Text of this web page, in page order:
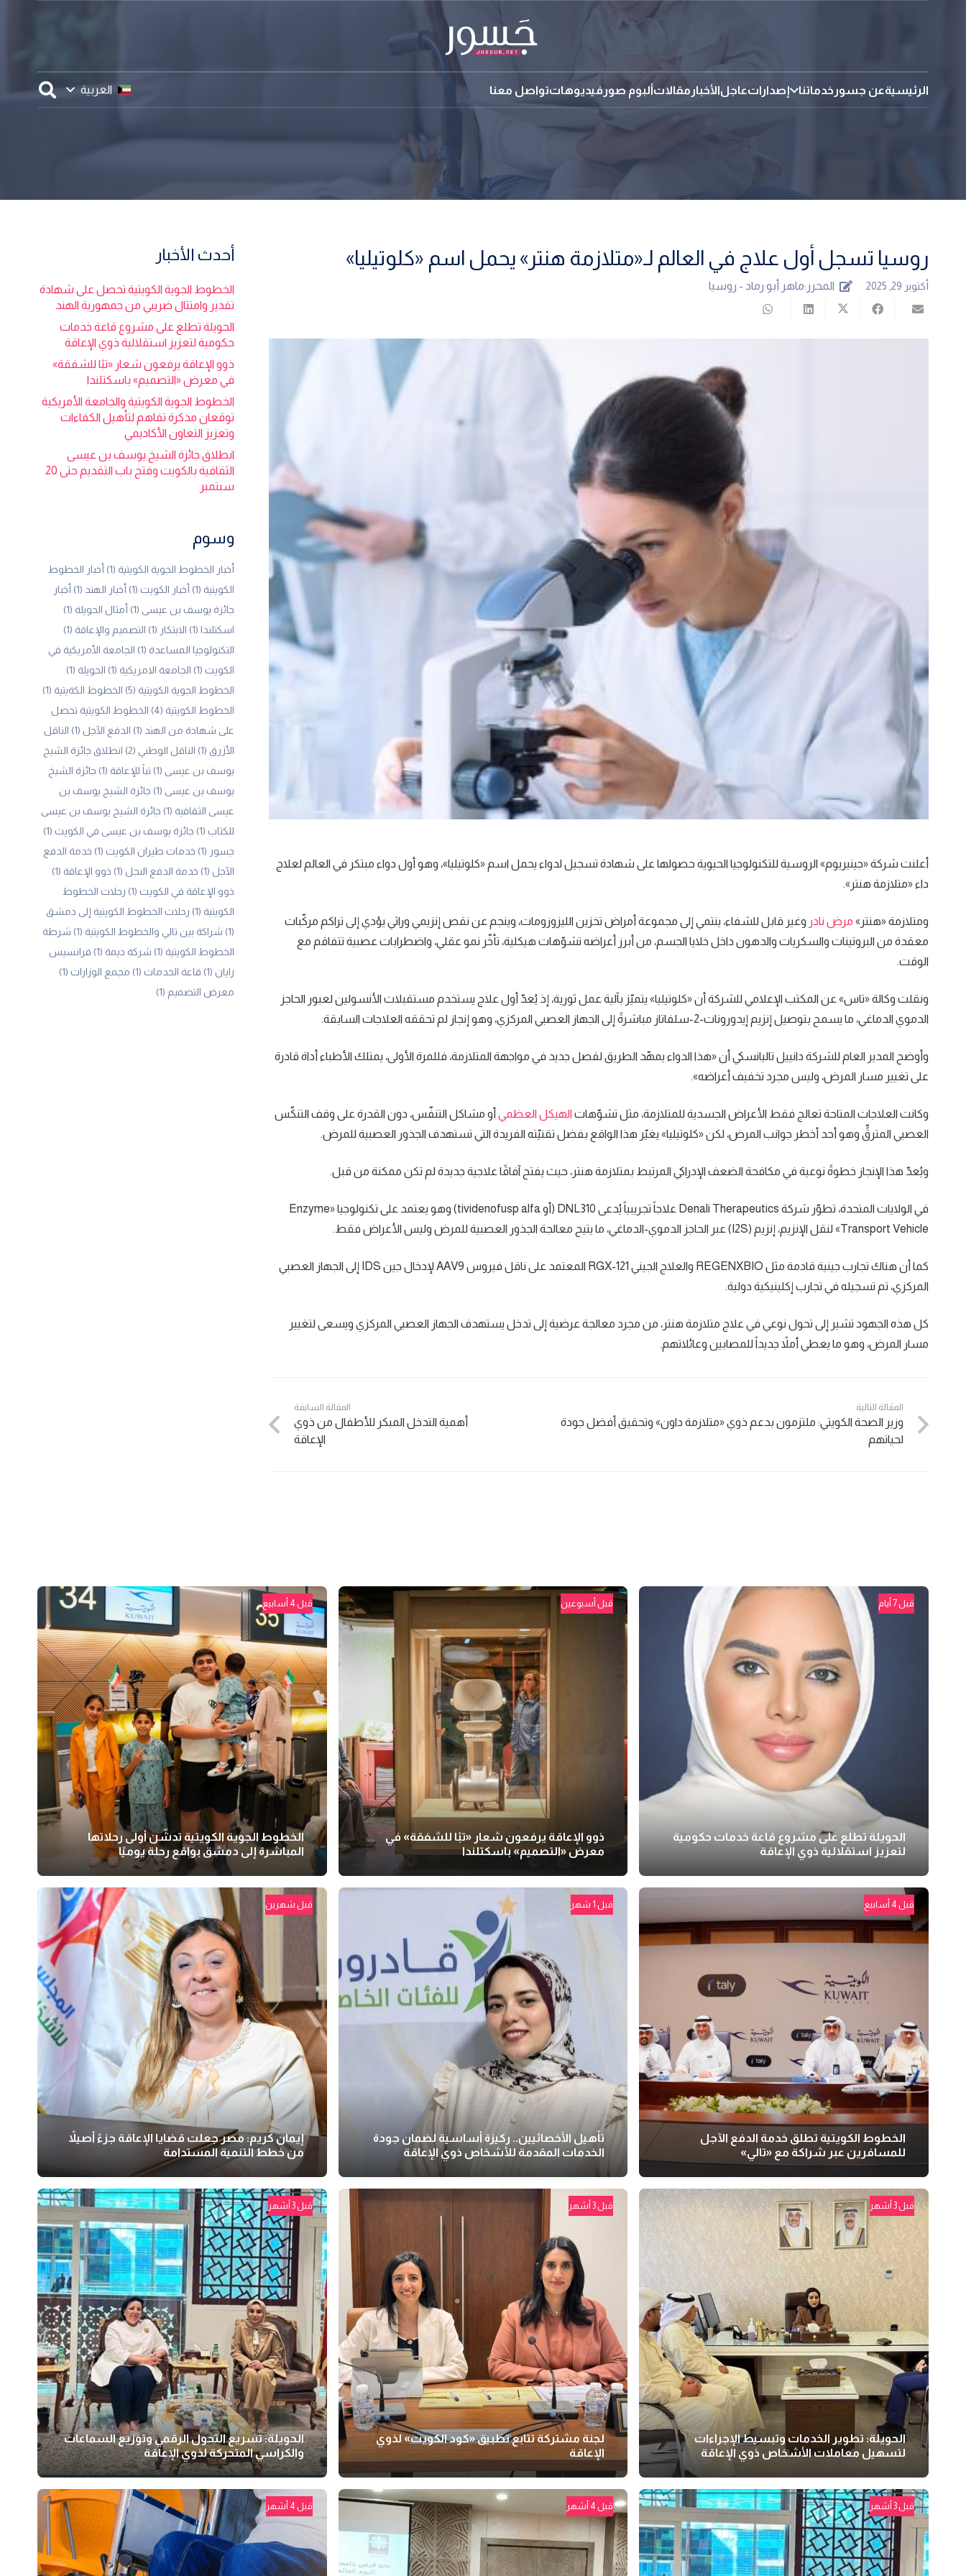
الرئيسيةعن جسور خدماتنا إصداراتعاجلالأخبار مقالاتألبوم صورفيديوهاتتواصل معنا العربية
روسيا تسجل أول علاج في العالم لـ«متلازمة هنتر» يحمل اسم «كلوتيليا»
أكتوبر 29, 2025 المحرر:ماهر أبو رماد - روسيا
أعلنت شركة «جينيريوم» الروسية للتكنولوجيا الحيوية حصولها على شهادة تسجيل لدواء يحمل اسم «كلوتيليا»، وهو أول دواء مبتكر في العالم لعلاج
داء «متلازمة هنتر».
ومتلازمة «هنتر» مرض نادر وغير قابل للشفاء، ينتمي إلى مجموعة أمراض تخزين الليزوزومات، وينجم عن نقص إنزيمي وراثي يؤدي إلى تراكم مركّبات
معقدة من البروتينات والسكريات والدهون داخل خلايا الجسم، من أبرز أعراضه تشوّهات هيكلية، تأخّر نمو عقلي، واضطرابات عصبية تتفاقم مع
الوقت.
ونقلت وكالة «تاس» عن المكتب الإعلامي للشركة أن «كلوتيليا» يتميّز بآلية عمل ثورية، إذ يُعدّ أول علاج يستخدم مستقبلات الأنسولين لعبور الحاجز
الدموي الدماغي، ما يسمح بتوصيل إنزيم إيدورونات-2-سلفاتاز مباشرةً إلى الجهاز العصبي المركزي، وهو إنجاز لم تحققه العلاجات السابقة.
وأوضح المدير العام للشركة دانييل تاليانسكي أن «هذا الدواء يمهّد الطريق لفصل جديد في مواجهة المتلازمة، فللمرة الأولى، يمتلك الأطباء أداة قادرة
على تغيير مسار المرض، وليس مجرد تخفيف أعراضه».
وكانت العلاجات المتاحة تعالج فقط الأعراض الجسدية للمتلازمة، مثل تشوّهات الهيكل العظمي أو مشاكل التنفّس، دون القدرة على وقف التنكّس
العصبي المترقٍّ وهو أحد أخطر جوانب المرض، لكن «كلوتيليا» يغيّر هذا الواقع بفضل تقنيّته الفريدة التي تستهدف الجذور العصبية للمرض.
ويُعدّ هذا الإنجاز خطوةً نوعية في مكافحة الضعف الإدراكي المرتبط بمتلازمة هنتر، حيث يفتح آفاقًا علاجية جديدة لم تكن ممكنة من قبل.
في الولايات المتحدة، تطوّر شركة Denali Therapeutics علاجاً تجريبياً يُدعى DNL310 (أو tividenofusp alfa) وهو يعتمد على تكنولوجيا «Enzyme
Transport Vehicle» لنقل الإنزيم، إنزيم (I2S) عبر الحاجز الدموي-الدماغي، ما يتيح معالجة الجذور العصبية للمرض وليس الأعراض فقط.
كما أن هناك تجارب جينية قادمة مثل REGENXBIO والعلاج الجيني RGX-121 المعتمد على ناقل فيروس AAV9 لإدخال جين IDS إلى الجهاز العصبي
المركزي، تم تسجيله في تجارب إكلينيكية دولية.
كل هذه الجهود تشير إلى تحول نوعي في علاج متلازمة هنتر، من مجرد معالجة عرضية إلى تدخل يستهدف الجهاز العصبي المركزي ويسعى لتغيير
مسار المرض، وهو ما يعطي أملاً جديداً للمصابين وعائلاتهم.
المقالة السابقة
أهمية التدخل المبكر للأطفال من ذوي
الإعاقة
المقالة التالية
وزير الصحة الكويتي: ملتزمون بدعم ذوي «متلازمة داون» وتحقيق أفضل جودة
لحياتهم
أحدث الأخبار
الخطوط الجوية الكويتية تحصل على شهادة
تقدير وامتثال ضريبي من جمهورية الهند
الحويلة تطلع على مشروع قاعة خدمات
حكومية لتعزيز استقلالية ذوي الإعاقة
ذوو الإعاقة يرفعون شعار «تبًا للشفقة»
في معرض «التصميم» باسكتلندا
الخطوط الجوية الكويتية والجامعة الأمريكية
توقعان مذكرة تفاهم لتأهيل الكفاءات
وتعزيز التعاون الأكاديمي
انطلاق جائزة الشيخ يوسف بن عيسى
الثقافية بالكويت وفتح باب التقديم حتى 20
سبتمبر
وسوم
أخبار الخطوط الجوية الكويتية (1)
أخبار الخطوط
الكويتية (1) أخبار الكويت (1) أخبار الهند (1)
أخبار
جائزة يوسف بن عيسى (1) أمثال الحويلة (1)
اسكتلندا (1) الابتكار (1) التصميم والإعاقة (1)
التكنولوجيا المساعدة (1)
الجامعة الأمريكية في
الكويت (1) الجامعة الامريكية (1) الحويلة (1)
الخطوط الجوية الكويتية (5) الخطوط الكةيتية (1)
الخطوط الكويتية (4)
الخطوط الكويتية تحصل
على شهادة من الهند (1) الدفع الآجل (1)
الناقل
الأزرق (1) الناقل الوطني (2)
انطلاق جائزة الشيخ
يوسف بن عيسى (1) تباً للإعاقة (1)
جائزة الشيخ
يوسف بن عيسى (1)
جائزة الشيخ يوسف بن
عيسى الثقافية (1)
جائزة الشيخ يوسف بن عيسى
للكتاب (1) جائزة يوسف بن عيسى في الكويت (1)
جسور (1) خدمات طيران الكويت (1)
خدمة الدفع
الآجل (1) خدمة الدفع الىجل (1) ذوو الإعاقة (1)
ذوو الإعاقة في الكويت (1)
رحلات الخطوط
الكويتية (1)
رحلات الخطوط الكويتية إلى دمشق
(1)
شراكة بين تالي والخطوط الكويتية (1)
شرطة
الخطوط الكويتية (1) شركة ديمة (1)
فرانسيس
رايان (1) قاعة الخدمات (1) مجمع الوزارات (1)
معرض التصميم (1)
قبل 7 أيام
الحويلة تطلع على مشروع قاعة خدمات حكومية
لتعزيز استقلالية ذوي الإعاقة
قبل أسبوعين
ذوو الإعاقة يرفعون شعار «تبًا للشفقة» في
معرض «التصميم» باسكتلندا
قبل 4 أسابيع
الخطوط الجوية الكويتية تدشّن أولى رحلاتها
المباشرة إلى دمشق بواقع رحلة يوميًا
قبل 4 أسابيع
الخطوط الكويتية تطلق خدمة الدفع الآجل
للمسافرين عبر شراكة مع «تالي»
قبل 1 شهر
تأهيل الأخصائيين.. ركيزة أساسية لضمان جودة
الخدمات المقدمة للأشخاص ذوي الإعاقة
قبل شهرين
إيمان كريم: مصر جعلت قضايا الإعاقة جزءً أصيلاً
من خطط التنمية المستدامة
قبل 3 أشهر
الحويلة: تطوير الخدمات وتبسيط الإجراءات
لتسهيل معاملات الأشخاص ذوي الإعاقة
قبل 3 أشهر
لجنة مشتركة تتابع تطبيق «كود الكويت» لذوي
الإعاقة
قبل 3 أشهر
الحويلة: تسريع التحول الرقمي وتوزيع السماعات
والكراسي المتحركة لذوي الإعاقة
قبل 3 أشهر قبل 4 أشهر قبل 4 أشهر